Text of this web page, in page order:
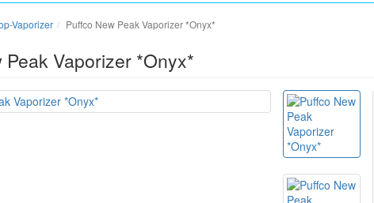
Vaporizer Puffco New Peak Vaporizer *Onyx*
Peak Vaporizer *Onyx*